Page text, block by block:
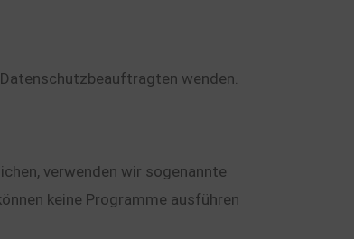
wenden.
verwenden wir sogenannte
keine Programme ausführen